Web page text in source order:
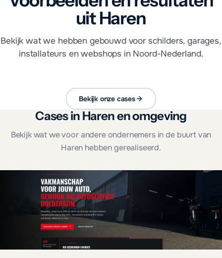
uit Haren
Bekijk wat we hebben gebouwd voor schilders, garages,
installateurs en webshops in Noord-Nederland.
Bekijk onze cases
Cases in Haren en omgeving
Bekijk wat we voor andere ondernemers in de buurt van
Haren hebben gerealiseerd.